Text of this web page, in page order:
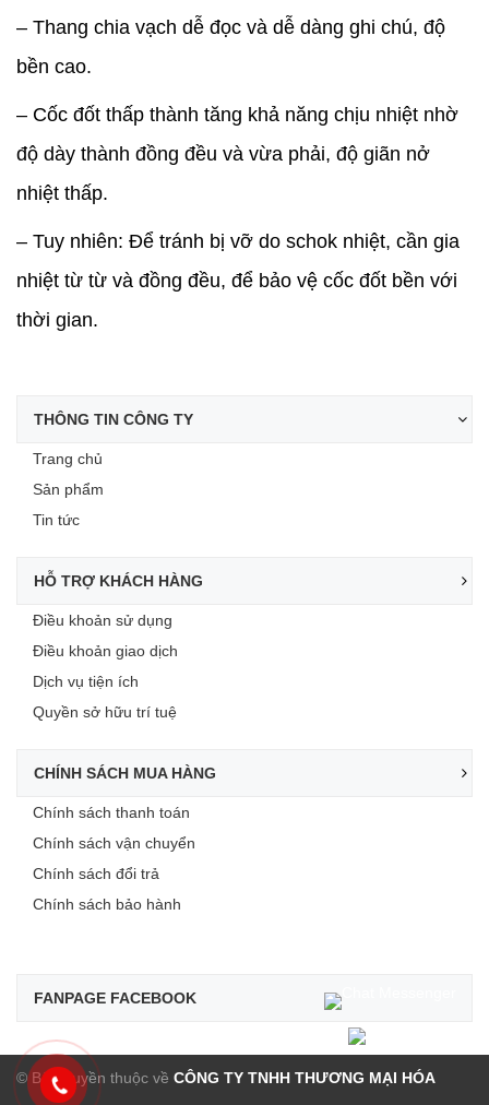
– Thang chia vạch dễ đọc và dễ dàng ghi chú, độ
bền cao.
– Cốc đốt thấp thành tăng khả năng chịu nhiệt nhờ
độ dày thành đồng đều và vừa phải, độ giãn nở
nhiệt thấp.
– Tuy nhiên: Để tránh bị vỡ do schok nhiệt, cần gia
nhiệt từ từ và đồng đều, để bảo vệ cốc đốt bền với
thời gian.
THÔNG TIN CÔNG TY
Trang chủ
Sản phẩm
Tin tức
HỖ TRỢ KHÁCH HÀNG
Điều khoản sử dụng
Điều khoản giao dịch
Dịch vụ tiện ích
Quyền sở hữu trí tuệ
CHÍNH SÁCH MUA HÀNG
Chính sách thanh toán
Chính sách vận chuyển
Chính sách đổi trả
Chính sách bảo hành
FANPAGE FACEBOOK
© Bản quyền thuộc về CÔNG TY TNHH THƯƠNG MẠI HÓA